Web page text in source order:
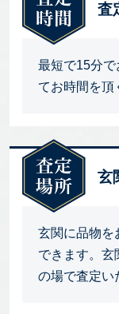
査
最短で15分
てお時間を頂
玄
玄関に品物を
できます。玄
の場で査定い